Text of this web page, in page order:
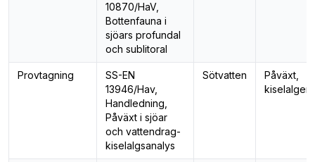
10870/HaV,
Bottenfauna i
sjöars profundal
och sublitoral
Provtagning
SS-EN
13946/Hav,
Handledning,
Påväxt i sjöar
och vattendrag-
kiselalgsanalys
Sötvatten
Påväxt,
kiselalger